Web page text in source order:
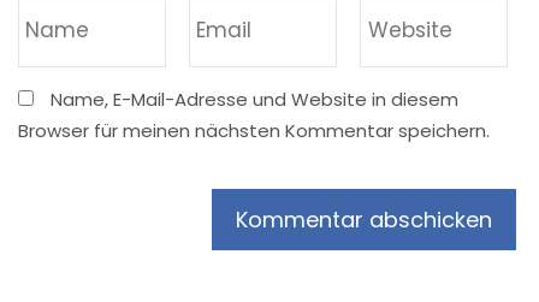
Name, E-Mail-Adresse und Website in diesem
Browser für meinen nächsten Kommentar speichern.